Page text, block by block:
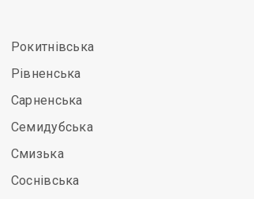
Рокитнівська
Рівненська
Сарненська
Семидубська
Смизька
Соснівська